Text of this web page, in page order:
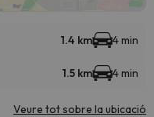
1.4 km 4 min
1.5 km 4 min
Veure tot sobre la ubicació